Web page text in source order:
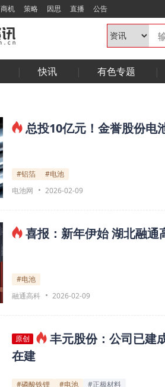
商机 策略 因思 直播 公告
快讯 有色专题
总投10亿元！金誉股份电
#铝箔
#电池
电池网
2026-02-09
喜报：新年伊始 湖北融通
#电池
融通高科
2026-02-09
原创
丰元股份：公司已建
在建
#磷酸铁锂 #电池
#正极材料